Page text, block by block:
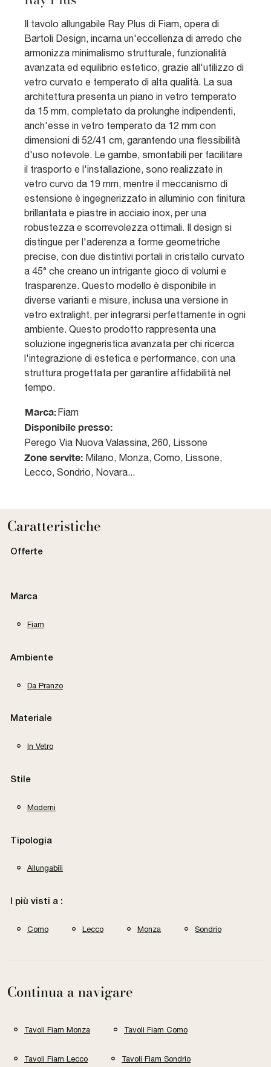
Il tavolo allungabile Ray Plus di Fiam, opera di
Bartoli Design, incarna un'eccellenza di arredo che
armonizza minimalismo strutturale, funzionalità
avanzata ed equilibrio estetico, grazie all'utilizzo di
vetro curvato e temperato di alta qualità. La sua
architettura presenta un piano in vetro temperato
da 15 mm, completato da prolunghe indipendenti,
anch'esse in vetro temperato da 12 mm con
dimensioni di 52/41 cm, garantendo una flessibilità
d'uso notevole. Le gambe, smontabili per facilitare
il trasporto e l'installazione, sono realizzate in
vetro curvo da 19 mm, mentre il meccanismo di
estensione è ingegnerizzato in alluminio con finitura
brillantata e piastre in acciaio inox, per una
robustezza e scorrevolezza ottimali. Il design si
distingue per l'aderenza a forme geometriche
precise, con due distintivi portali in cristallo curvato
a 45° che creano un intrigante gioco di volumi e
trasparenze. Questo modello è disponibile in
diverse varianti e misure, inclusa una versione in
vetro extralight, per integrarsi perfettamente in ogni
ambiente. Questo prodotto rappresenta una
soluzione ingegneristica avanzata per chi ricerca
l'integrazione di estetica e performance, con una
struttura progettata per garantire affidabilità nel
tempo.
Marca:Fiam
Disponibile presso:
Perego Via Nuova Valassina, 260, Lissone
Zone servite: Milano, Monza, Como, Lissone,
Lecco, Sondrio, Novara...
Caratteristiche
Offerte
Marca
Fiam
Ambiente
Da Pranzo
Materiale
In Vetro
Stile
Moderni
Tipologia
Allungabili
I più visti a :
Como Lecco Monza Sondrio
Continua a navigare
Tavoli Fiam Monza Tavoli Fiam Como
Tavoli Fiam Lecco Tavoli Fiam Sondrio